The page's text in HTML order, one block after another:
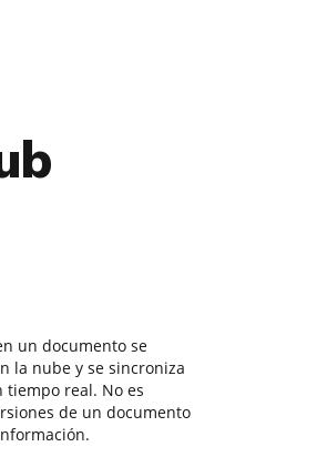
un documento se
la nube y se sincroniza
tiempo real. No es
de un documento